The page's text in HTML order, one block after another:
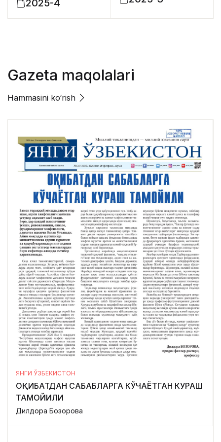
2025-4
Gazeta maqolalari
Hammasini ko‘rish
ЯНГИ ЎЗБЕКИСТОН
ОҚИБАТДАН САБАБЛАРГА КЎЧАЁТГАН КУРАШ
ТАМОЙИЛИ
Дилдора Бозорова